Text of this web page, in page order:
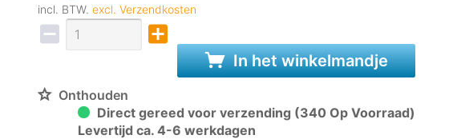
incl. BTW. excl. Verzendkosten
In het winkelmandje
Onthouden
Direct gereed voor verzending (340 Op Voorraad)
Levertijd ca. 4-6 werkdagen